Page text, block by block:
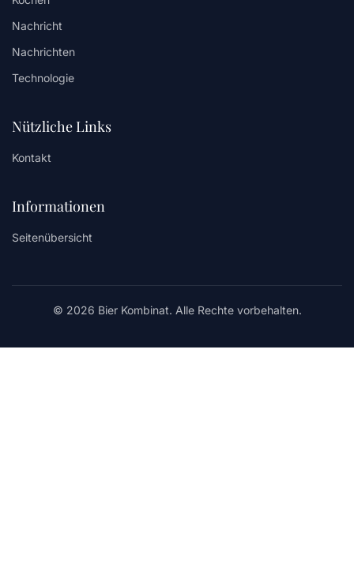
Nachricht
Nachrichten
Technologie
Nützliche Links
Kontakt
Informationen
Seitenübersicht
© 2026 Bier Kombinat. Alle Rechte vorbehalten.